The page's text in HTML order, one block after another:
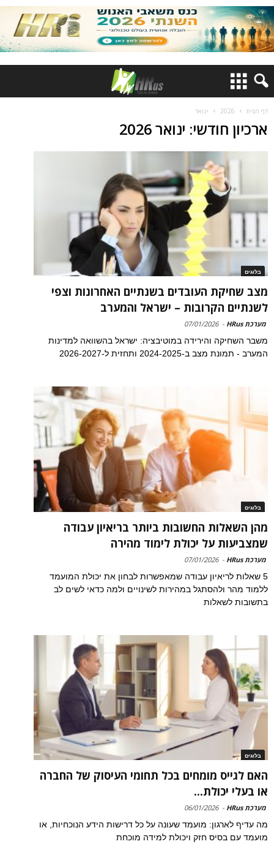
דף הבית 2026 ינואר
ארכיון חודשי: ינואר 2026
בלוגים
מצב שחיקת העובדים בשנתיים האחרונות וצפי
לשנתיים הקרובות – ישראל והמערב
מערכת HRus -
07/01/2026
משבר השחיקה והירידה במוטיבציה: ישראל בהשוואה למדינות
המערב - תמונת מצב ב-2024-2025 ותחזית ל-2026-2027
בלוגים
מהן השאלות החשובות ביותר בריאיון עבודה
שמצביעות על יכולת לימוד מהירה
מערכת HRus -
07/01/2026
5 שאלות לריאיון עבודה שמאפשרות לבחון את יכולת המועמד
ללמוד מהר ולהסתגל במהירות לשינויים ולמה כדאי לשים לב
בתשובות לשאלות
בלוגים
האם לגייס מומחים בכל תחומי העיסוק של החברה
או בעלי יכולת...
מערכת HRus -
06/01/2026
מה עדיף לארגון: מועמד שעונה על כל דרישות הידע הנוכחיות, או
מועמד עם בסיס חזק ויכולת למידה מוכחת